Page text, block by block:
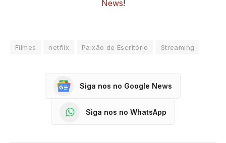
News!
Filmes netflix Paixão de Escritório Streaming
Siga nos no Google News
Siga nos no WhatsApp